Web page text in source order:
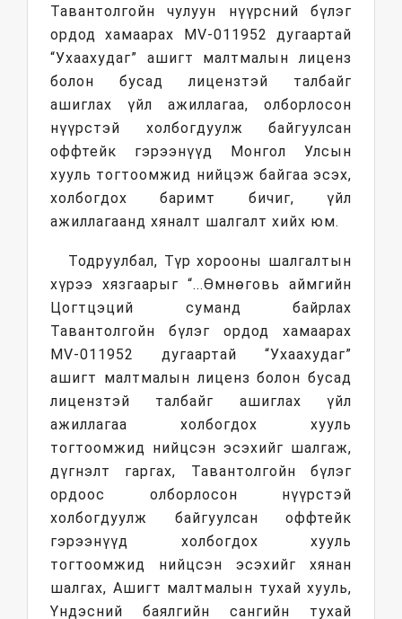
Тавантолгойн чулуун нүүрсний бүлэг
ордод хамаарах MV-011952 дугаартай
“Ухаахудаг” ашигт малтмалын лиценз
болон бусад лицензтэй талбайг
ашиглах үйл ажиллагаа, олборлосон
нүүрстэй холбогдуулж байгуулсан
оффтейк гэрээнүүд Монгол Улсын
хууль тогтоомжид нийцэж байгаа эсэх,
холбогдох баримт бичиг, үйл
ажиллагаанд хяналт шалгалт хийх юм.
Тодруулбал, Түр хорооны шалгалтын
хүрээ хязгаарыг “...Өмнөговь аймгийн
Цогтцэций суманд байрлах
Тавантолгойн бүлэг ордод хамаарах
MV-011952 дугаартай “Ухаахудаг”
ашигт малтмалын лиценз болон бусад
лицензтэй талбайг ашиглах үйл
ажиллагаа холбогдох хууль
тогтоомжид нийцсэн эсэхийг шалгаж,
дүгнэлт гаргах, Тавантолгойн бүлэг
ордоос олборлосон нүүрстэй
холбогдуулж байгуулсан оффтейк
гэрээнүүд холбогдох хууль
тогтоомжид нийцсэн эсэхийг хянан
шалгах, Ашигт малтмалын тухай хууль,
Үндэсний баялгийн сангийн тухай